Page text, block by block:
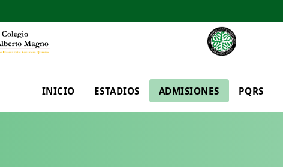
INICIO ESTADIOS ADMISIONES PQRS